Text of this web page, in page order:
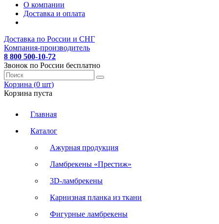
О компании
Доставка и оплата
Доставка по России и СНГ
Компания-производитель
8 800 500-10-72
Звонок по России бесплатно
Корзина (0 шт)
Корзина пуста
Главная
Каталог
Ажурная продукция
Ламбрекены «Престиж»
3D-ламбрекены
Карнизная планка из ткани
Фигурные ламбрекены